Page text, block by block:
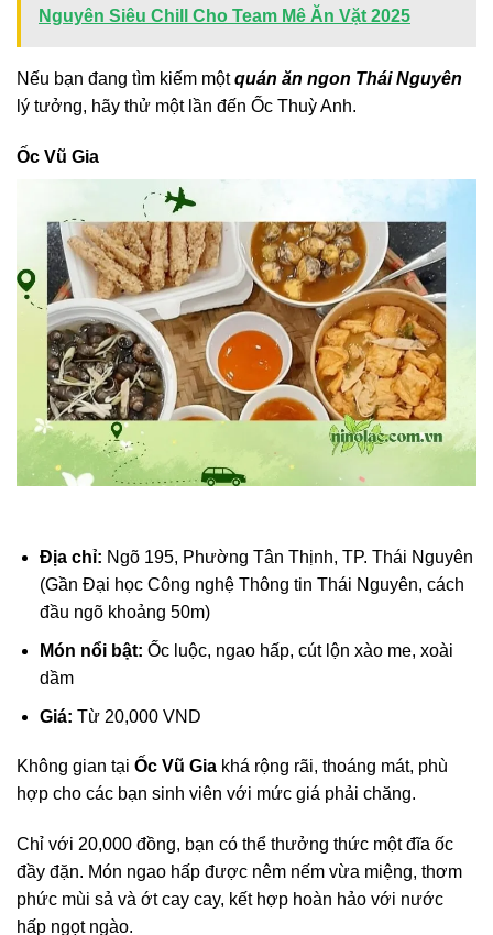
Nguyên Siêu Chill Cho Team Mê Ăn Vặt 2025
Nếu bạn đang tìm kiếm mộtquán ăn ngon Thái Nguyên
lý tưởng, hãy thử một lần đến Ốc Thuỳ Anh.
Ốc Vũ Gia
Địa chỉ: Ngõ 195, Phường Tân Thịnh, TP. Thái Nguyên
(Gần Đại học Công nghệ Thông tin Thái Nguyên, cách
đầu ngõ khoảng 50m)
Món nổi bật: Ốc luộc, ngao hấp, cút lộn xào me, xoài
dầm
Giá: Từ 20,000 VND
Không gian tại Ốc Vũ Gia khá rộng rãi, thoáng mát, phù
hợp cho các bạn sinh viên với mức giá phải chăng.
Chỉ với 20,000 đồng, bạn có thể thưởng thức một đĩa ốc
đầy đặn. Món ngao hấp được nêm nếm vừa miệng, thơm
phức mùi sả và ớt cay cay, kết hợp hoàn hảo với nước
hấp ngọt ngào.